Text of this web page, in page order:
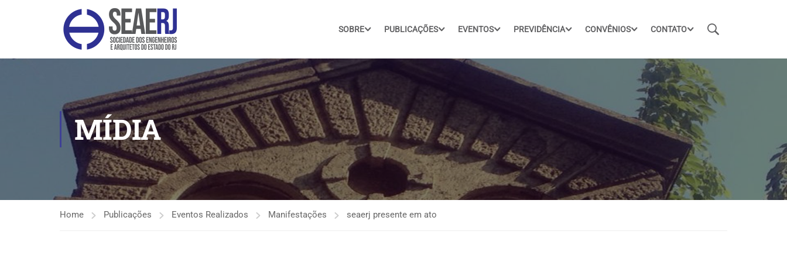
SOBRE PUBLICAÇÕES EVENTOS PREVIDÊNCIA CONVÊNIOS CONTATO
MÍDIA
Home Publicações Eventos Realizados Manifestações seaerj presente em ato